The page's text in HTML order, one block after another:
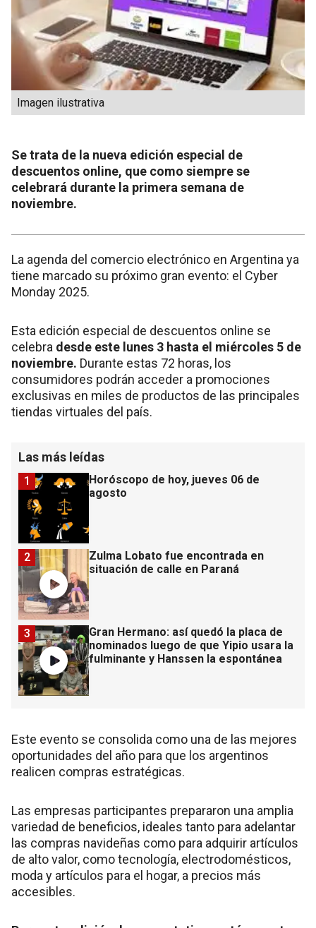
Imagen ilustrativa
Se trata de la nueva edición especial de
descuentos online, que como siempre se
celebrará durante la primera semana de
noviembre.
La agenda del comercio electrónico en Argentina ya
tiene marcado su próximo gran evento: el Cyber
Monday 2025.
Esta edición especial de descuentos online se
celebra desde este lunes 3 hasta el miércoles 5 de
noviembre. Durante estas 72 horas, los
consumidores podrán acceder a promociones
exclusivas en miles de productos de las principales
tiendas virtuales del país.
Las más leídas
Horóscopo de hoy, jueves 06 de
agosto
1
Zulma Lobato fue encontrada en
situación de calle en Paraná
2
Gran Hermano: así quedó la placa de
nominados luego de que Yipio usara la
fulminante y Hanssen la espontánea
3
Este evento se consolida como una de las mejores
oportunidades del año para que los argentinos
realicen compras estratégicas.
Las empresas participantes prepararon una amplia
variedad de beneficios, ideales tanto para adelantar
las compras navideñas como para adquirir artículos
de alto valor, como tecnología, electrodomésticos,
moda y artículos para el hogar, a precios más
accesibles.